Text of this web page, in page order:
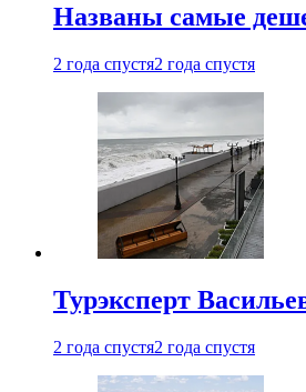
Названы самые
2 года спустя2 года спустя
Турэксперт
2 года спустя2 года спустя